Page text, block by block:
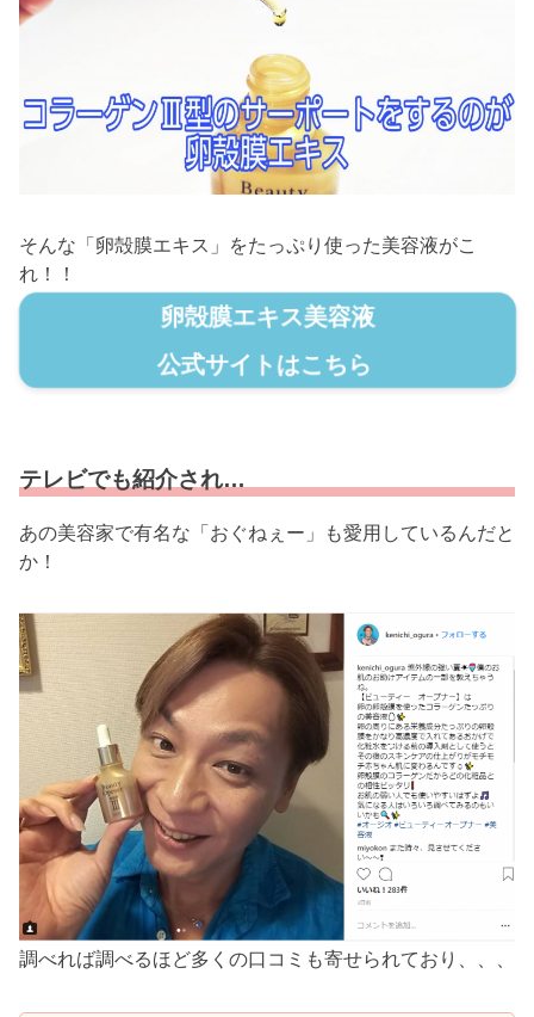
そんな「卵殻膜エキス」をたっぷり使った美容液がこ
れ！！
卵殻膜エキス美容液
公式サイトはこちら
テレビでも紹介され…
あの美容家で有名な「おぐねぇー」も愛用しているんだと
か！
調べれば調べるほど多くの口コミも寄せられており、、、